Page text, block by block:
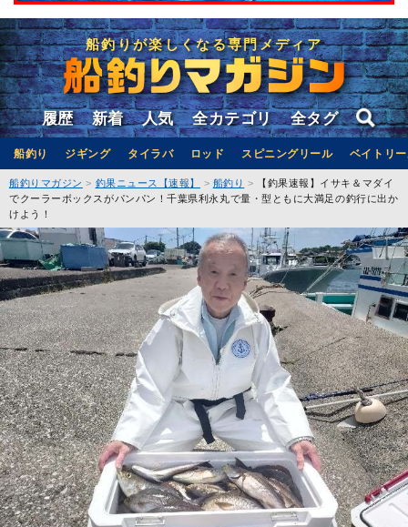
船釣りが楽しくなる専門メディア
履歴 新着 人気 全カテゴリ 全タグ
船釣り ジギング タイラバ ロッド スピニングリール ベイトリ
船釣りマガジン 釣果ニュース【速報】 船釣り
【釣果速報】イサキ＆マダイ
でクーラーボックスがパンパン！千葉県利永丸で量・型ともに大満足の釣行に出か
けよう！